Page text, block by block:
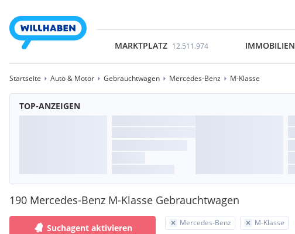
MARKTPLATZ 12.511.974 IMMOBILIEN
Startseite Auto & Motor Gebrauchtwagen Mercedes-Benz M-Klasse
TOP-ANZEIGEN
190 Mercedes-Benz M-Klasse Gebrauchtwagen
Mercedes-Benz M-Klasse
Suchagent aktivieren